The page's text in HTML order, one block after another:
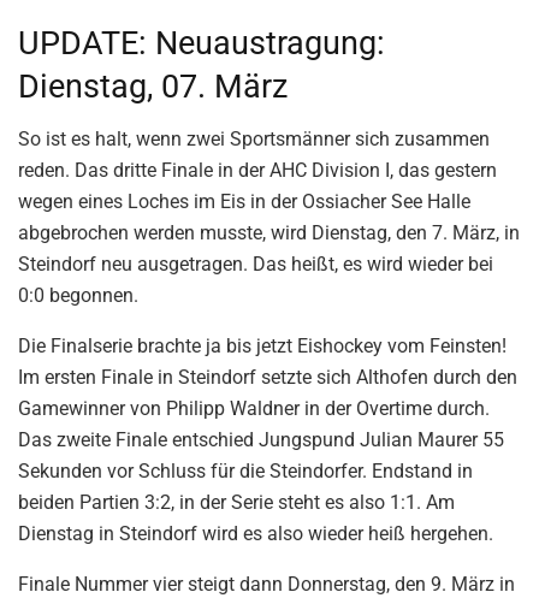
UPDATE: Neuaustragung:
Dienstag, 07. März
So ist es halt, wenn zwei Sportsmänner sich zusammen
reden. Das dritte Finale in der AHC Division I, das gestern
wegen eines Loches im Eis in der Ossiacher See Halle
abgebrochen werden musste, wird Dienstag, den 7. März, in
Steindorf neu ausgetragen. Das heißt, es wird wieder bei
0:0 begonnen.
Die Finalserie brachte ja bis jetzt Eishockey vom Feinsten!
Im ersten Finale in Steindorf setzte sich Althofen durch den
Gamewinner von Philipp Waldner in der Overtime durch.
Das zweite Finale entschied Jungspund Julian Maurer 55
Sekunden vor Schluss für die Steindorfer. Endstand in
beiden Partien 3:2, in der Serie steht es also 1:1. Am
Dienstag in Steindorf wird es also wieder heiß hergehen.
Finale Nummer vier steigt dann Donnerstag, den 9. März in